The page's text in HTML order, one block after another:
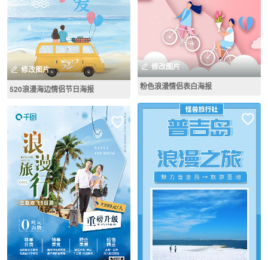
修改图片
520浪漫海边情侣节日海报
修改图片
粉色浪漫情侣表白海报